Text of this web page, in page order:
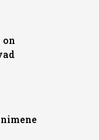
on